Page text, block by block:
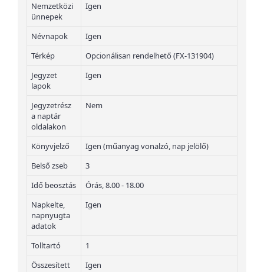
Nemzetközi
ünnepek
Igen
Névnapok
Igen
Térkép
Opcionálisan rendelhető (FX-131904)
Jegyzet
lapok
Igen
Jegyzetrész
a naptár
oldalakon
Nem
Könyvjelző
Igen (műanyag vonalzó, nap jelölő)
Belső zseb
3
Idő beosztás
Órás, 8.00 - 18.00
Napkelte,
napnyugta
adatok
Igen
Tolltartó
1
Összesített
Igen